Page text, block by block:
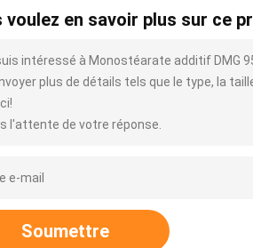
voulez en savoir plus sur ce
intéressé à Monostéarate additif DMG
plus de détails tels que le type, la
l'attente de votre réponse.
Soumettre